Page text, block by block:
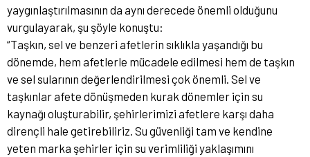
yaygınlaştırılmasının da aynı derecede önemli olduğunu
vurgulayarak, şu şöyle konuştu:
“Taşkın, sel ve benzeri afetlerin sıklıkla yaşandığı bu
dönemde, hem afetlerle mücadele edilmesi hem de taşkın
ve sel sularının değerlendirilmesi çok önemli. Sel ve
taşkınlar afete dönüşmeden kurak dönemler için su
kaynağı oluşturabilir, şehirlerimizi afetlere karşı daha
dirençli hale getirebiliriz. Su güvenliği tam ve kendine
yeten marka şehirler için su verimliliği yaklaşımını